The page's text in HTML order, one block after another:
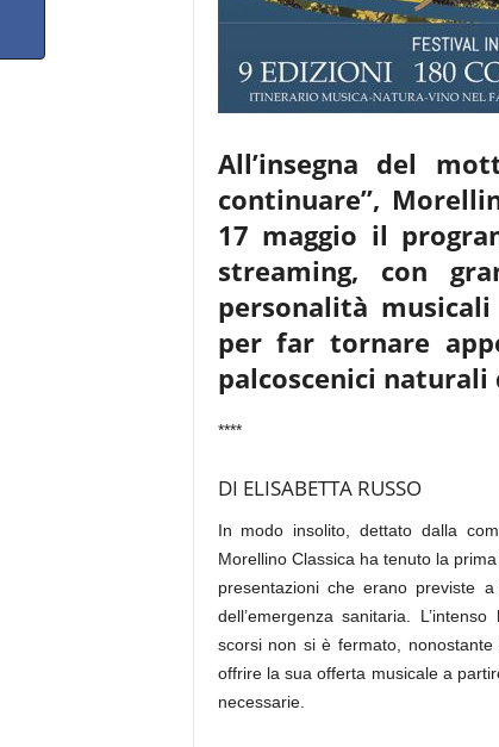
All’insegna del
continuare”,
17 maggio il
streaming, con
personalità
per far tornare
palcoscenici
****
DI ELISABETTA RUSSO
In modo insolito, dettato dalla
Morellino Classica ha tenuto la
presentazioni che erano previste
dell’emergenza sanitaria.
scorsi non si è fermato,
offrire la sua offerta musicale a
necessarie.